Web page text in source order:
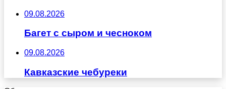
09.08.2026
Багет с сыром и чесноком
09.08.2026
Кавказские чебуреки